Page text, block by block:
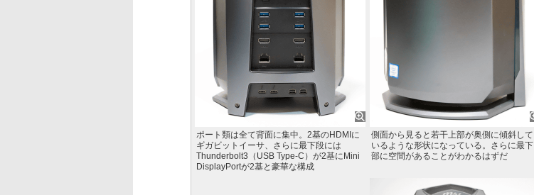
ポート類は全て背面に集中。2基のHDMIに
ギガビットイーサ、さらに最下段には
Thunderbolt3（USB Type-C）が2基にMini
DisplayPortが2基と豪華な構成
側面から見ると若干上部が奥側に傾斜して
いるような形状になっている。さらに最下
部に空間があることがわかるはずだ